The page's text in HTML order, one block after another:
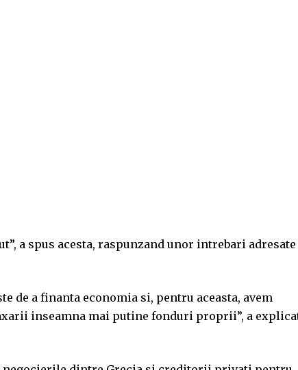
a spus acesta, raspunzand unor intrebari adresate
de a finanta economia si, pentru aceasta, avem
inseamna mai putine fonduri proprii”, a